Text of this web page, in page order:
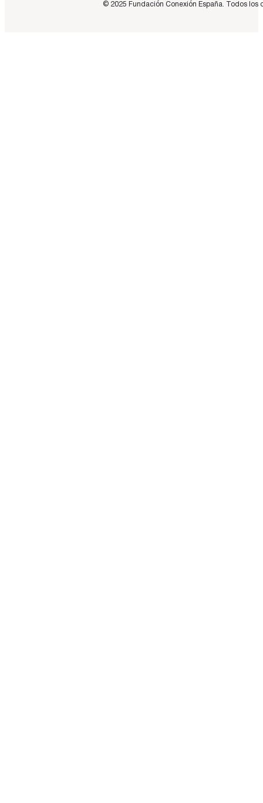
© 2025 Fundación Conexión España. Todos los